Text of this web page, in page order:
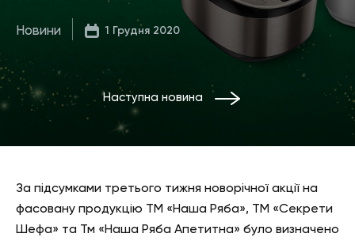
Новини 1 Грудня 2020
Наступна новина
За підсумками третього тижня новорічної акції на
фасовану продукцію ТМ «Наша Ряба», ТМ «Секрети
Шефа» та Тм «Наша Ряба Апетитна» було визначено